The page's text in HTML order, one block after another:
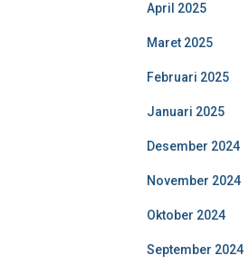
April 2025
Maret 2025
Februari 2025
Januari 2025
Desember 2024
November 2024
Oktober 2024
September 2024